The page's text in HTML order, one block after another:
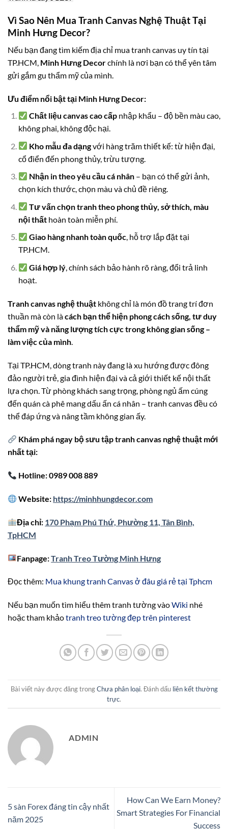
Vì Sao Nên Mua Tranh Canvas Nghệ Thuật Tại
Minh Hưng Decor?
Nếu bạn đang tìm kiếm địa chỉ mua tranh canvas uy tín tại
TP.HCM, Minh Hưng Decorchính là nơi bạn có thể yên tâm
gửi gắm gu thẩm mỹ của mình.
Ưu điểm nổi bật tại Minh Hưng Decor:
Chất liệu canvas cao cấp nhập khẩu – độ bền màu cao,
không phai, không độc hại.
Kho mẫu đa dạngvới hàng trăm thiết kế: từ hiện đại,
cổ điển đến phong thủy, trừu tượng.
Nhận in theo yêu cầu cá nhân – bạn có thể gửi ảnh,
chọn kích thước, chọn màu và chủ đề riêng.
Tư vấn chọn tranh theo phong thủy, sở thích, màu
nội thấthoàn toàn miễn phí.
Giao hàng nhanh toàn quốc, hỗ trợ lắp đặt tại
TP.HCM.
Giá hợp lý, chính sách bảo hành rõ ràng, đổi trả linh
hoạt.
Tranh canvas nghệ thuật không chỉ là món đồ trang trí đơn
thuần mà còn làcách bạn thể hiện phong cách sống, tư duy
thẩm mỹ và năng lượng tích cực trong không gian sống –
làm việc của mình.
Tại TP.HCM, dòng tranh này đang là xu hướng được đông
đảo người trẻ, gia đình hiện đại và cả giới thiết kế nội thất
lựa chọn. Từ phòng khách sang trọng, phòng ngủ ấm cúng
đến quán cà phê mang dấu ấn cá nhân – tranh canvas đều có
thể đáp ứng và nâng tầm không gian ấy.
Khám phá ngay bộ sưu tập tranh canvas nghệ thuật mới
nhất tại:
Hotline: 0989 008 889
Website: https://minhhungdecor.com
Địa chỉ: 170 Phạm Phú Thứ, Phường 11, Tân Bình,
TpHCM
Fanpage:Tranh Treo Tường Minh Hưng
Đọc thêm: Mua khung tranh Canvas ở đâu giá rẻ tại Tphcm
Nếu bạn muốn tìm hiểu thêm tranh tường vàoWiki nhé
hoặc tham khảotranh treo tường đẹp trên pinterest
Bài viết này được đăng trongChưa phân loại. Đánh dấu liên kết thường
trực.
ADMIN
5 sàn Forex đáng tin cậy nhất
năm 2025
How Can We Earn Money?
Smart Strategies For Financial
Success